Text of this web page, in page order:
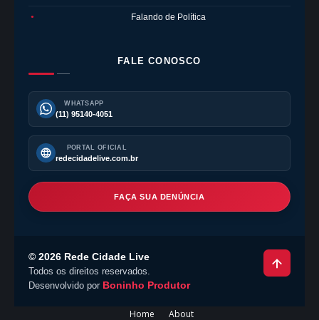
● Falando de Política
FALE CONOSCO
WHATSAPP
(11) 95140-4051
PORTAL OFICIAL
redecidadelive.com.br
FAÇA SUA DENÚNCIA
© 2026 Rede Cidade Live
Todos os direitos reservados.
Desenvolvido por Boninho Produtor
Home About